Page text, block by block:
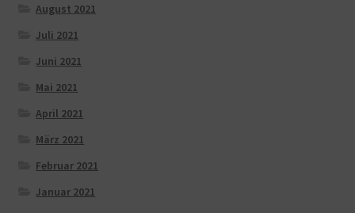
August 2021
Juli 2021
Juni 2021
Mai 2021
April 2021
März 2021
Februar 2021
Januar 2021